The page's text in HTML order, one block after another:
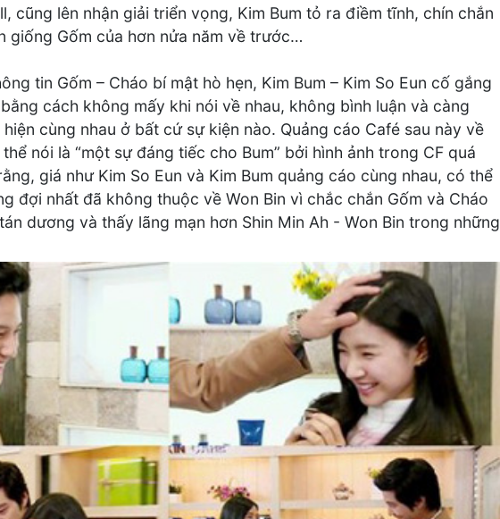
cũng lên nhận giải triển vọng, Kim Bum tỏ ra điềm tĩnh, chín chắn
giống Gốm của hơn nửa năm về trước…
tin Gốm – Cháo bí mật hò hẹn, Kim Bum – Kim So Eun cố gắng
cách không mấy khi nói về nhau, không bình luận và càng
cùng nhau ở bất cứ sự kiện nào. Quảng cáo Café sau này về
nói là “một sự đáng tiếc cho Bum” bởi hình ảnh trong CF quá
giá như Kim So Eun và Kim Bum quảng cáo cùng nhau, có thể
đợi nhất đã không thuộc về Won Bin vì chắc chắn Gốm và Cháo
dương và thấy lãng mạn hơn Shin Min Ah - Won Bin trong những